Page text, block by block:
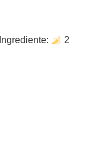
Ingrediente:
2